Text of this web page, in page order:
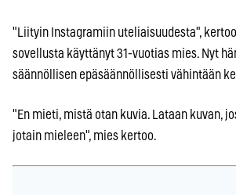
"Liityin Instagramiin uteliaisuudesta",
sovellusta käyttänyt 31-vuotias mies. Nyt
säännöllisen epäsäännöllisesti vähintään
"En mieti, mistä otan kuvia. Lataan kuvan,
jotain mieleen", mies kertoo.